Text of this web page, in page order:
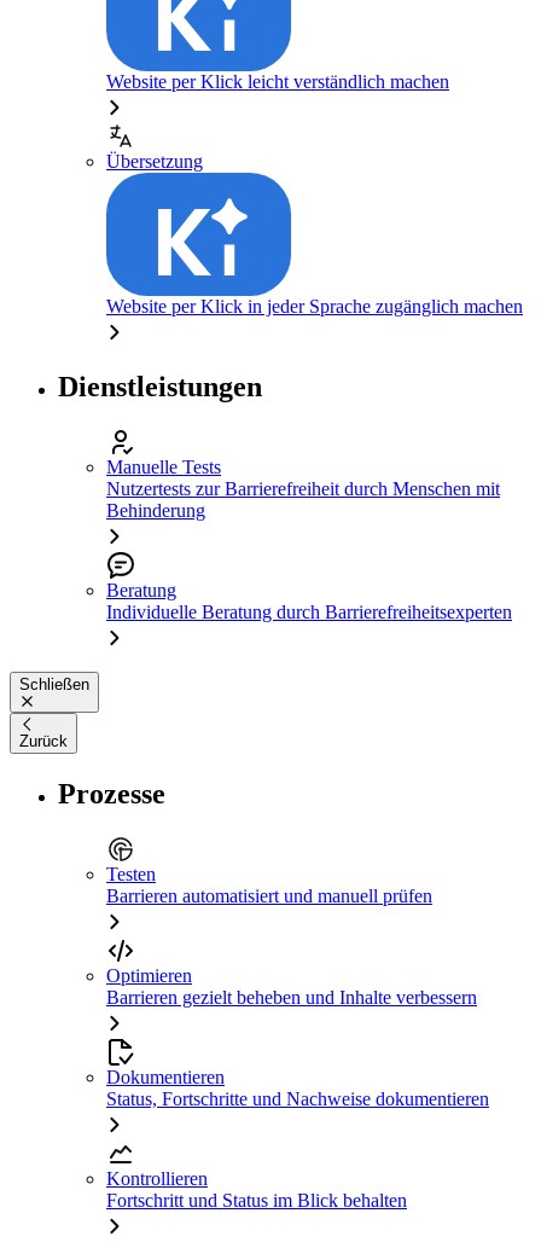
Website per Klick leicht verständlich machen
Übersetzung
Website per Klick in jeder Sprache zugänglich machen
Dienstleistungen
Manuelle Tests
Nutzertests zur Barrierefreiheit durch Menschen mit
Behinderung
Beratung
Individuelle Beratung durch Barrierefreiheitsexperten
Schließen
Zurück
Prozesse
Testen
Barrieren automatisiert und manuell prüfen
Optimieren
Barrieren gezielt beheben und Inhalte verbessern
Dokumentieren
Status, Fortschritte und Nachweise dokumentieren
Kontrollieren
Fortschritt und Status im Blick behalten